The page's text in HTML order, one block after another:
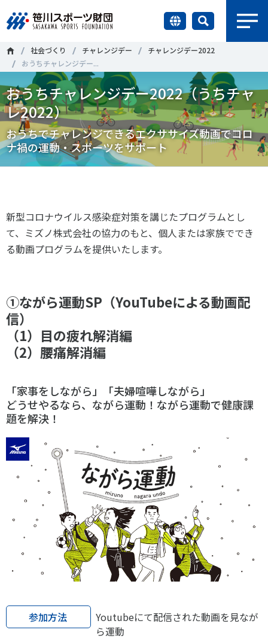
財団情報
研究員紹介
調査・研究
社会づくり
知る学ぶ
お問い合わせ・お申し込み
メールマガジン
アクセス
個人情報保護方針
ソーシャルメディア運営方針
© 2020
＃誰が子どものスポーツをささえるのか ＃部活動
＃アクティブなまちづくり ＃日本人の身体活動と健康寿命
＃障害者スポーツ ＃スポーツ基本計画 ＃競技人口
調査・研究
スポーツ白書
政策提言
子どものスポーツ
障害者スポーツ
スポーツ・ガバナンス
スポーツボランティア
スポーツ政策・予算
健康とスポーツ
社会づくり
自治体との連携
各教育機関との連携
スポーツ振興団体との連携
【動画】スポーツでアクティブなまちづくり
知る学ぶ
社会づくり チャレンジデー
チャレンジデー2022
おうちチャレンジデー...
おうちチャレンジデー2022（うちチャ
レ2022）
おうちでチャレンジできるエクササイズ動画でコロ
ナ禍の運動・スポーツをサポート
新型コロナウイルス感染症対策を講じたプログラムとし
て、ミズノ株式会社の協力のもと、個人または家族ででき
る動画プログラムを提供いたします。
①ながら運動SP（YouTubeによる動画配
信）
（1）目の疲れ解消編
（2）腰痛解消編
「家事をしながら」「夫婦喧嘩しながら」
どうせやるなら、ながら運動！ながら運動で健康課
題を解決！
参加方法
Youtubeにて配信された動画を見なが
ら運動